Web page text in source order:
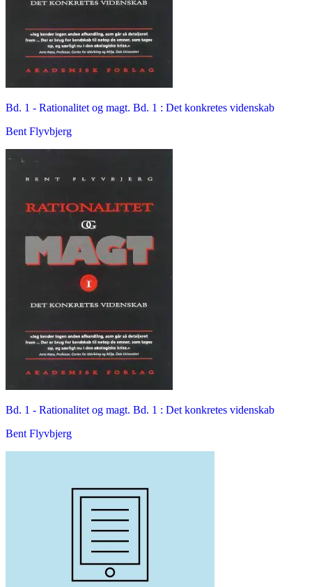
Bd. 1 - Rationalitet og magt. Bd. 1 : Det konkretes videnskab
Bent Flyvbjerg
Bd. 1 - Rationalitet og magt. Bd. 1 : Det konkretes videnskab
Bent Flyvbjerg